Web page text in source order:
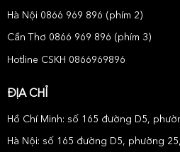
Hà Nội 0866 969 896 (phím 2)
Cần Thơ 0866 969 896 (phím 3)
Hotline CSKH 0866969896
ĐỊA CHỈ
Hồ Chí Minh: số 165 đường D5,
Hà Nội: số 165 đường D5, phường